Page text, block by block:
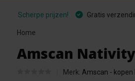
Scherpe prijzen! Gratis
Home
Amscan
Merk: Amscan - kopen